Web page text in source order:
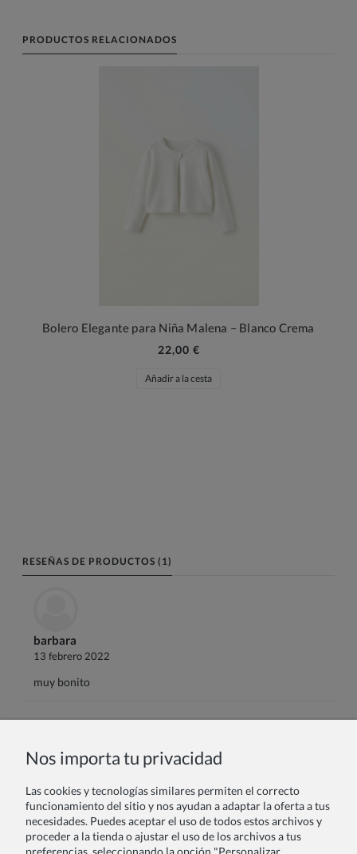
PRODUCTOS RELACIONADOS
Bolero Elegante para Niña Malena – Blanco Crema
22,00 €
Añadir a la cesta
RESEÑAS DE PRODUCTOS (1)
barbara
13 febrero 2022
muy bonito
Tu reseña:
Nos importa tu privacidad
Las cookies y tecnologías similares permiten el correcto
funcionamiento del sitio y nos ayudan a adaptar la oferta a tus
necesidades. Puedes aceptar el uso de todos estos archivos y
proceder a la tienda o ajustar el uso de los archivos a tus
preferencias, seleccionando la opción "Personalizar